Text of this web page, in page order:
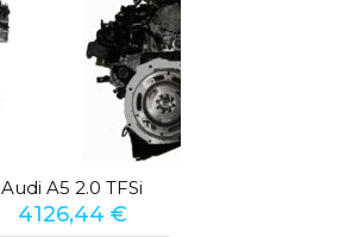
Audi A5 2.0 TFSi
4126,44 €